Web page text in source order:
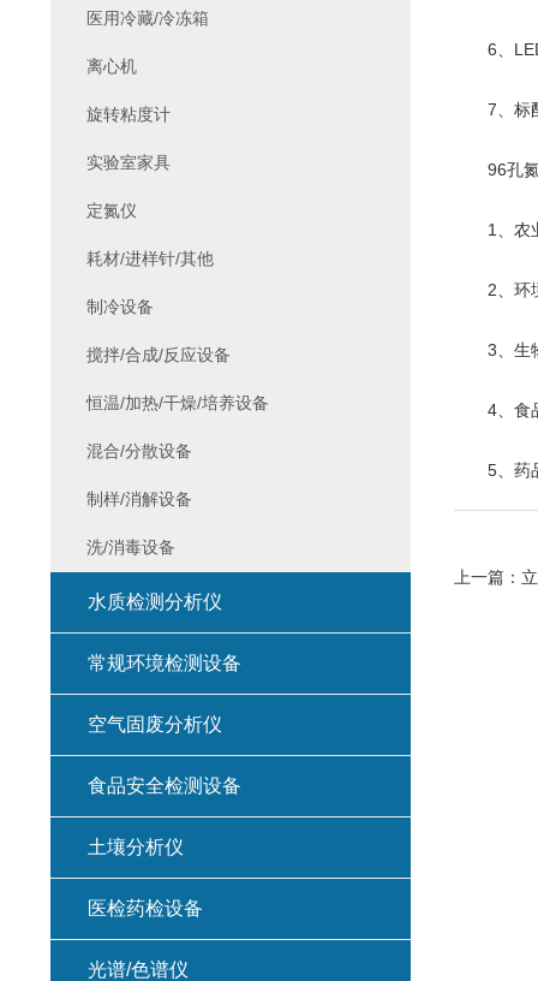
6、LED
7、标配
96孔氮
1、农业
2、环境
3、生物
4、食品
5、药品
上一篇：
医用冷藏/冷冻箱
离心机
旋转粘度计
实验室家具
定氮仪
耗材/进样针/其他
制冷设备
搅拌/合成/反应设备
恒温/加热/干燥/培养设备
混合/分散设备
制样/消解设备
洗/消毒设备
水质检测分析仪
常规环境检测设备
空气固废分析仪
食品安全检测设备
土壤分析仪
医检药检设备
光谱/色谱仪